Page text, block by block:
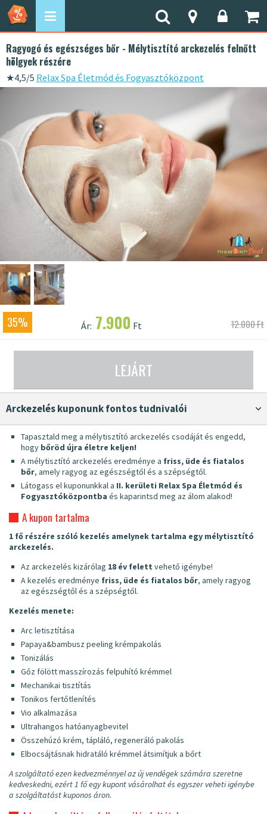
Ragyogó és egészséges bőr - Mélytisztító arckezelés felnőtt
hölgyek részére
★4,5/5 Relax Spa Életmód és Fogyasztóközpont
35% Ár: 7.900 Ft 12.000 Ft
LEJÁRT
Arckezelés kuponunk fontos tudnivalói
Tapasztald meg a mélytisztító arckezelés csodáját és engedd,
hogy bőröd újra életre keljen!
A mélytisztító arckezelés eredménye a friss, üde és fiatalos
bőr, amely ragyog az egészségtől és a szépségtől.
Látogass el kuponunkkal a II. kerületi Relax Spa Életmód és
Fogyasztóközpontba és kaparintsd meg az álom alakod!
A kupon tartalma
1 fő részére szóló kezelés amelynek tartalma egy mélytisztító
arckezelés.
Az arckezelés kizárólag 18 év felett vehető igénybe!
A kezelés eredménye friss, üde és fiatalos bőr, amely ragyog
az egészségtől és a szépségtől.
Kezelés menete:
Arc letisztítása
Papaya&bambusz peeling krémpakolás
Tonizálás
Gőz fölött masszírozás felpuhító krémmel
Mechanikai tisztítás
Tonikos fertőtlenítés
Vio alkalmazása
Ultrahangos hatóanyagbevitel
Összehúzó krém, tápláló, regeneráló pakolás
Elbocsájtásnak hidratáló krémmel átsimítjuk a bőrt
A szolgáltató ezen kedvezménnyel az új vendégek számára szeretne
kedveskedni, ezért 1 fő egy kupont vásárolhat és egyszer veheti igénybe
a szolgáltatást kuponos áron.